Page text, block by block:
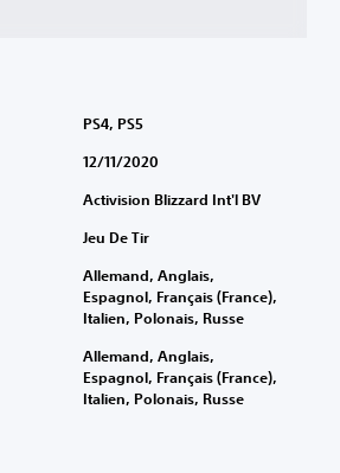
PS4, PS5
12/11/2020
Activision Blizzard Int'l BV
Jeu De Tir
Allemand, Anglais,
Espagnol, Français (France),
Italien, Polonais, Russe
Allemand, Anglais,
Espagnol, Français (France),
Italien, Polonais, Russe